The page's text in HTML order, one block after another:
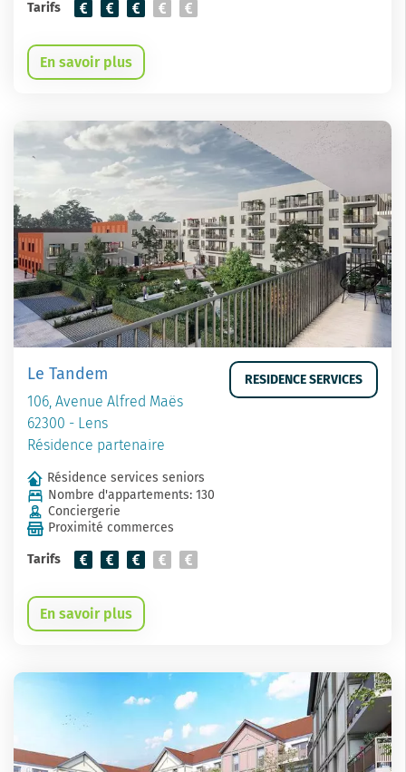
Tarifs
En savoir plus
Le Tandem
106, Avenue Alfred Maës
62300 - Lens
Résidence partenaire
RESIDENCE SERVICES
Résidence services seniors
Nombre d'appartements: 130
Conciergerie
Proximité commerces
Tarifs
En savoir plus